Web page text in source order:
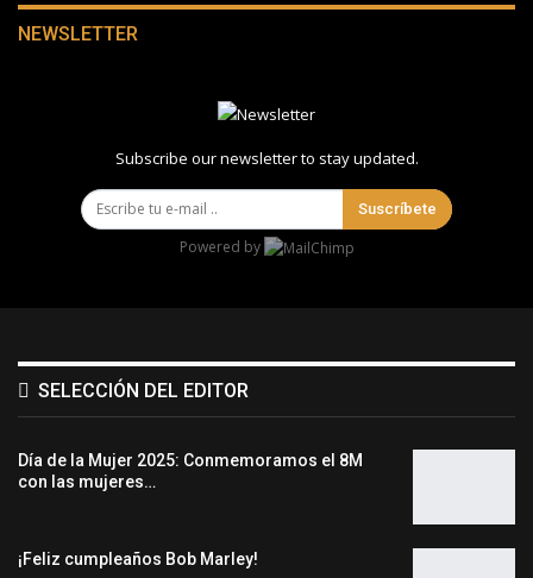
NEWSLETTER
Subscribe our newsletter to stay updated.
Suscríbete
Powered by
SELECCIÓN DEL EDITOR
Día de la Mujer 2025: Conmemoramos el 8M
con las mujeres…
¡Feliz cumpleaños Bob Marley!